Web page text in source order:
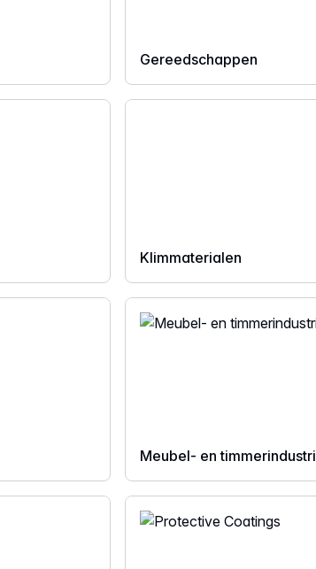
Gereedschappen
Klimmaterialen
Meubel- en